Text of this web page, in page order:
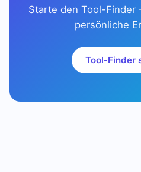
Starte den Tool-Finder
persönliche
Tool-Finder